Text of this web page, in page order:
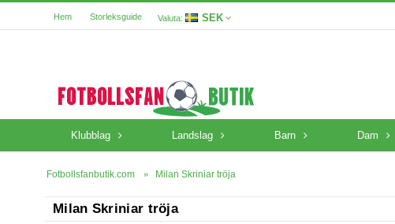
Hem Storleksguide Valuta: SEK
Klubblag Landslag Barn Dam
Fotbollsfanbutik.com Milan Skriniar tröja
Milan Skriniar tröja